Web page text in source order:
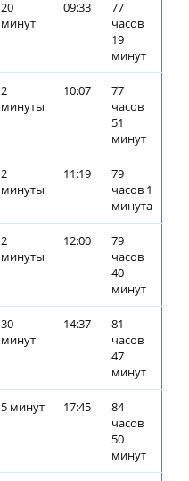
20
минут
09:33
77
часов
19
минут
2
минуты
10:07
77
часов
51
минут
2
минуты
11:19
79
часов 1
минута
2
минуты
12:00
79
часов
40
минут
30
минут
14:37
81
часов
47
минут
5 минут 17:45
84
часов
50
минут